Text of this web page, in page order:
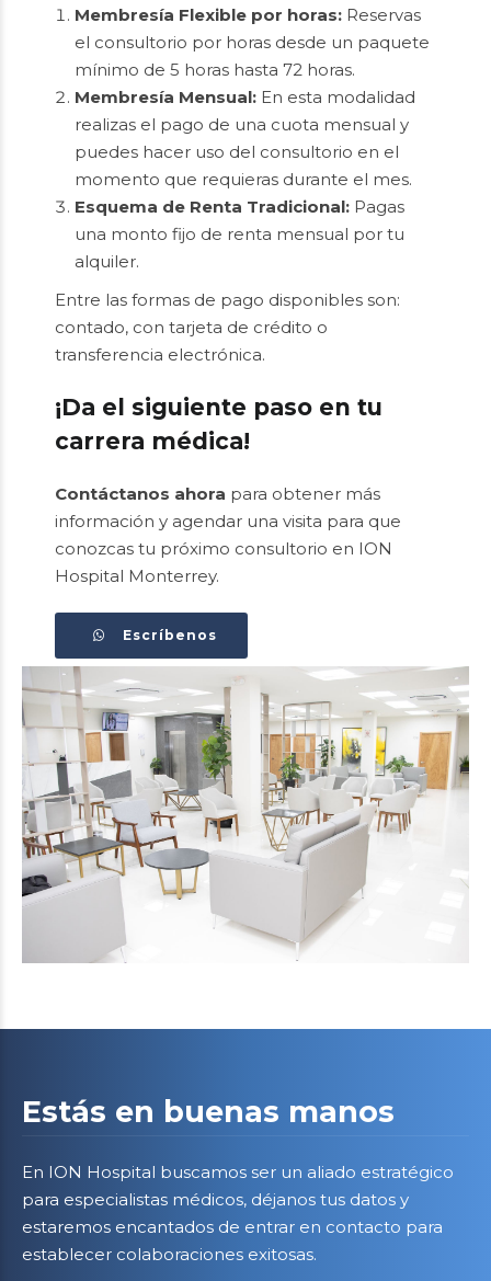
Membresía Flexible por horas: Reservas
el consultorio por horas desde un paquete
mínimo de 5 horas hasta 72 horas.
Membresía Mensual: En esta modalidad
realizas el pago de una cuota mensual y
puedes hacer uso del consultorio en el
momento que requieras durante el mes.
Esquema de Renta Tradicional: Pagas
una monto fijo de renta mensual por tu
alquiler.
Entre las formas de pago disponibles son:
contado, con tarjeta de crédito o
transferencia electrónica.
¡Da el siguiente paso en tu
carrera médica!
Contáctanos ahora para obtener más
información y agendar una visita para que
conozcas tu próximo consultorio en ION
Hospital Monterrey.
Escríbenos
Estás en buenas manos
En ION Hospital buscamos ser un aliado estratégico
para especialistas médicos, déjanos tus datos y
estaremos encantados de entrar en contacto para
establecer colaboraciones exitosas.